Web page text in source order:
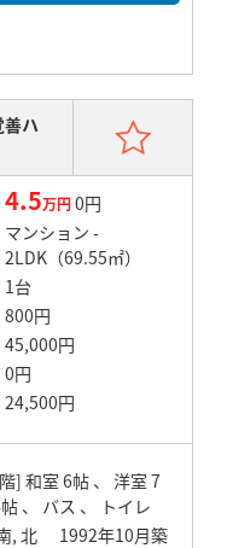
ハ
4.5万円0円
マンション -
2LDK（69.55㎡）
1台
800円
45,000円
0円
24,500円
] 和室 6帖 、 洋室 7
、 バス 、 トイレ
, 北
1992年10月築